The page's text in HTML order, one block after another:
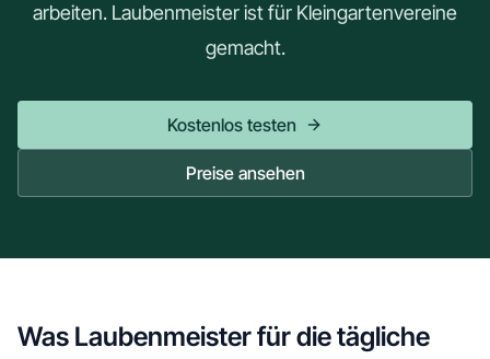
arbeiten. Laubenmeister ist für Kleingartenvereine
gemacht.
Kostenlos testen
Preise ansehen
Was Laubenmeister für die tägliche